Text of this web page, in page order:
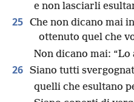
e non lasciarli
25 Che non dicano mai
ottenuto quel che
Non dicano mai:
26 Siano tutti
quelli che esultano